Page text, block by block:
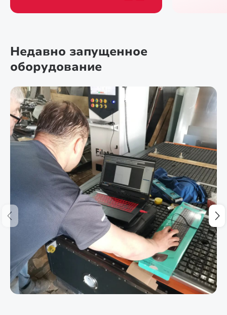
Недавно запущенное
оборудование